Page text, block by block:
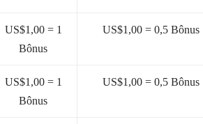
US$1,00 = 1
Bônus
US$1,00 = 0,5 Bônus
US$1,00 = 1
Bônus
US$1,00 = 0,5 Bônus